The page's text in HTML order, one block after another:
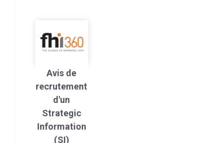
Avis de
recrutement
d'un
Strategic
Information
(SI)